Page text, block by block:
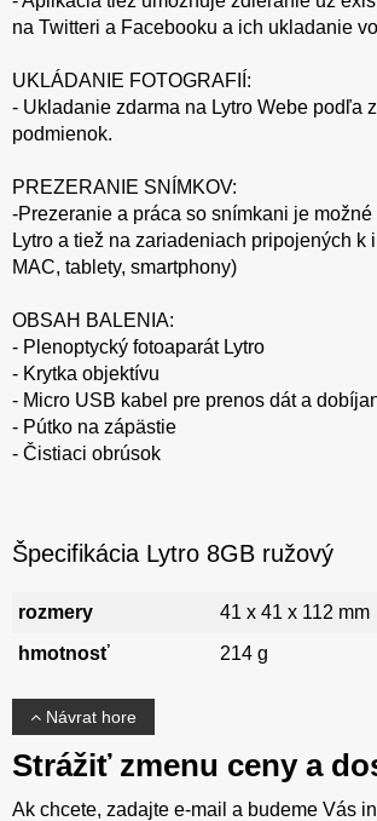
na Twitteri a Facebooku a ich ukladanie
UKLÁDANIE FOTOGRAFIÍ:
- Ukladanie zdarma na Lytro Webe podľa
podmienok.
PREZERANIE SNÍMKOV:
-Prezeranie a práca so snímkani je možné
Lytro a tiež na zariadeniach pripojených k
MAC, tablety, smartphony)
OBSAH BALENIA:
- Plenoptycký fotoaparát Lytro
- Krytka objektívu
- Micro USB kabel pre prenos dát a
- Pútko na zápästie
- Čistiaci obrúsok
Špecifikácia Lytro 8GB ružový
rozmery
41 x 41 x 112 mm
hmotnosť
214 g
Návrat hore
Strážiť zmenu ceny a
Ak chcete, zadajte e-mail a budeme Vás